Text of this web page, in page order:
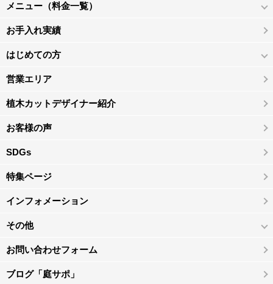
メニュー（料金一覧）
お手入れ実績
はじめての方
営業エリア
植木カットデザイナー紹介
お客様の声
SDGs
特集ページ
インフォメーション
その他
お問い合わせフォーム
ブログ「庭サポ」